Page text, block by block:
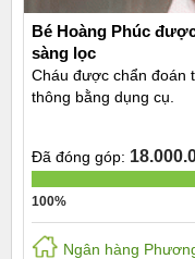
Bé Hoàng Phúc
sàng lọc
Cháu được chẩn đoán
thông bằng dụng cụ.
Đã đóng góp:
100%
Ngân hàng